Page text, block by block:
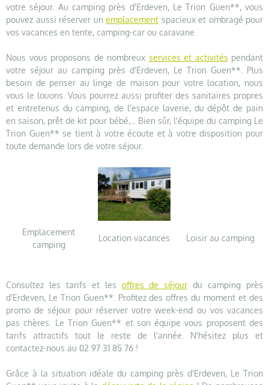
votre séjour. Au camping près d'Erdeven, Le Trion Guen**, vous
pouvez aussi réserver un emplacement spacieux et ombragé pour
vos vacances en tente, camping-car ou caravane.
Nous vous proposons de nombreux services et activités pendant
votre séjour au camping près d'Erdeven, Le Trion Guen**. Plus
besoin de penser au linge de maison pour votre location, nous
vous le louons. Vous pourrez aussi profiter des sanitaires propres
et entretenus du camping, de l'espace laverie, du dépôt de pain
en saison, prêt de kit pour bébé,... Bien sûr, l'équipe du camping Le
Trion Guen** se tient à votre écoute et à votre disposition pour
toute demande lors de votre séjour.
Emplacement
camping
Location vacances Loisir au camping
Consultez les tarifs et les offres de séjour du camping près
d'Erdeven, Le Trion Guen**. Profitez des offres du moment et des
promo de séjour pour réserver votre week-end ou vos vacances
pas chères. Le Trion Guen** et son équipe vous proposent des
tarifs attractifs tout le reste de l'année. N'hésitez plus et
contactez-nous au 02 97 31 85 76 !
Grâce à la situation idéale du camping près d'Erdeven, Le Trion